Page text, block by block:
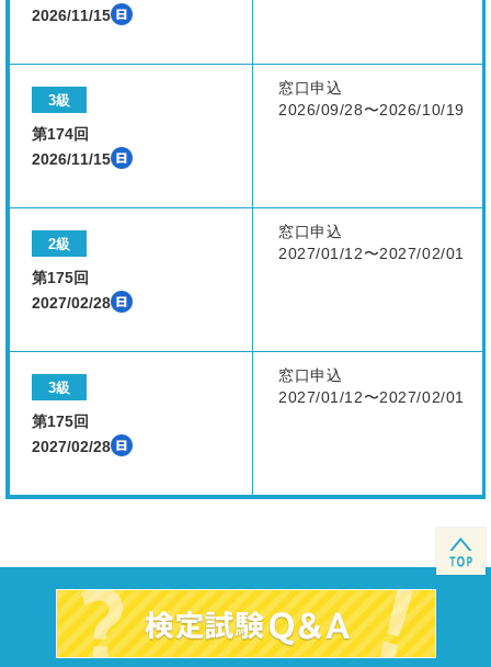
2026/11/15
3級
第174回
2026/11/15
窓口申込
2026/09/28〜2026/10/19
2級
第175回
2027/02/28
窓口申込
2027/01/12〜2027/02/01
3級
第175回
2027/02/28
窓口申込
2027/01/12〜2027/02/01